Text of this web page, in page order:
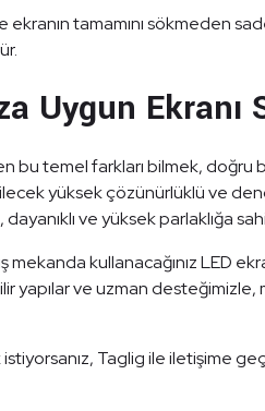
ekranın tamamını sökmeden
Uygun Ekranı
bu temel farkları bilmek,
yüksek çözünürlüklü ve
ve yüksek parlaklığa
mekanda kullanacağınız LED
yapılar ve uzman desteğimizle,
Taglig ile iletişime